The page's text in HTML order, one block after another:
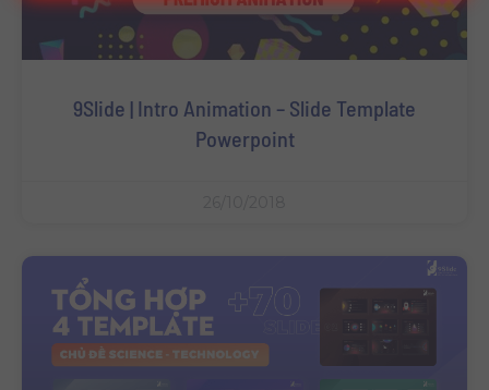
9Slide | Intro Animation – Slide Template
Powerpoint